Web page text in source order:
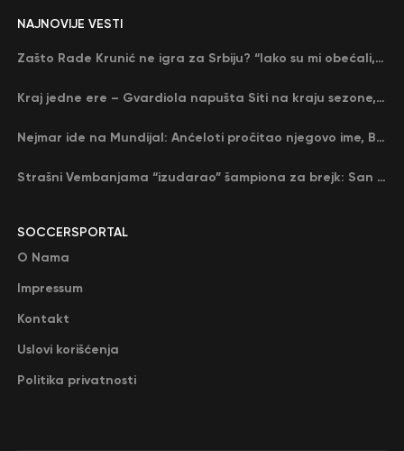
SOCCERSPORTAL
O Nama
Impressum
Kontakt
Uslovi korišćenja
Politika privatnosti
NAJNOVIJE VESTI
Zašto Rade Krunić ne igra za Srbiju? “Iako su mi obećali, niko me nije zvao…”
Kraj jedne ere – Gvardiola napušta Siti na kraju sezone, menja ga njegov nekadašnji rival
Nejmar ide na Mundijal: Anćeloti pročitao njegovo ime, Brazil u delirijumu (VIDEO)
Strašni Vembanjama “izudarao” šampiona za brejk: San Antonio poveo protiv Oklahome